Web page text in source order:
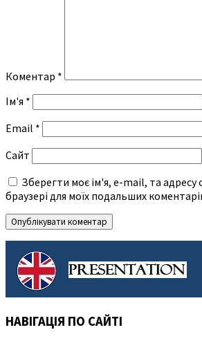
Коментар *
Ім'я *
Email *
Сайт
Зберегти моє ім'я, e-mail, та адресу
браузері для моїх подальших
НАВІГАЦІЯ ПО САЙТІ